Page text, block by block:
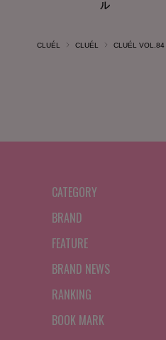
CLUÉL CLUÉL CLUÉL VOL.84
CATEGORY
BRAND
FEATURE
BRAND NEWS
RANKING
BOOK MARK